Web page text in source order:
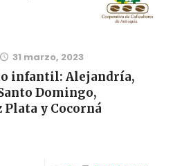
31 marzo, 2023
infantil: Alejandría,
Domingo,
Plata y Cocorná